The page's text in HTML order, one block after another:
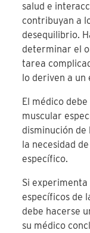
salud e
contribuyan a
desequilibrio.
determinar el
tarea
lo deriven a un
El médico
muscular
disminución de
la necesidad
específico.
Si
específicos de
debe hacerse
su médico